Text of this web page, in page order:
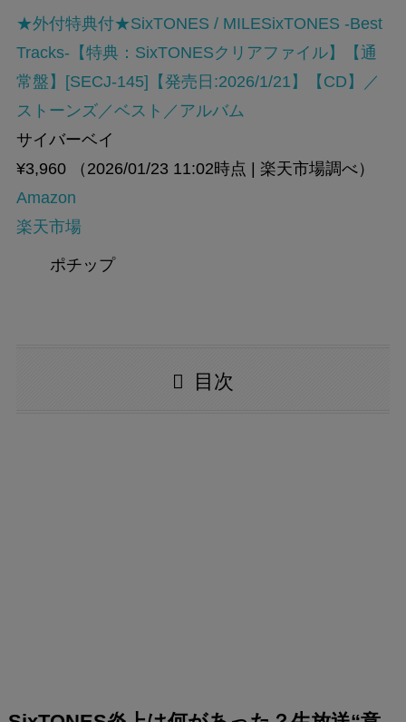
★外付特典付★SixTONES / MILESixTONES -Best
Tracks-【特典：SixTONESクリアファイル】【通
常盤】[SECJ-145]【発売日:2026/1/21】【CD】／
ストーンズ／ベスト／アルバム
サイバーベイ
¥3,960
（2026/01/23 11:02時点 | 楽天市場調べ）
Amazon
楽天市場
ポチップ
目次